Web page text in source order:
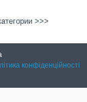
>>>
конфіденційності